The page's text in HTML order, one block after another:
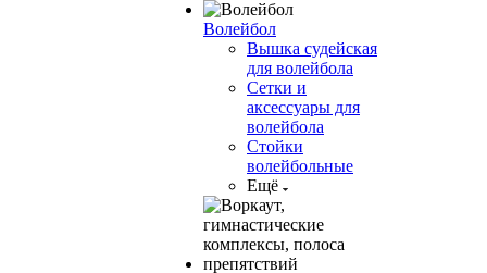
Волейбол
Вышка судейская
для волейбола
Сетки и
аксессуары для
волейбола
Стойки
волейбольные
Ещё